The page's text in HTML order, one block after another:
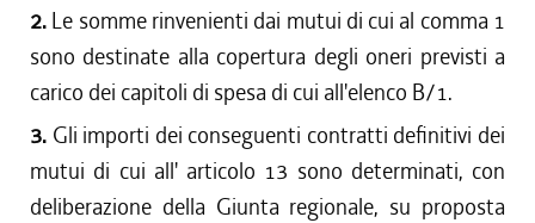
2. Le somme rinvenienti dai mutui di cui al comma 1
sono destinate alla copertura degli oneri previsti a
carico dei capitoli di spesa di cui all'elenco B/1.
3. Gli importi dei conseguenti contratti definitivi dei
mutui di cui all' articolo 13 sono determinati, con
deliberazione della Giunta regionale, su proposta